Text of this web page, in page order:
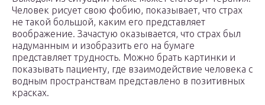
Человек рисует свою фобию, показывает, что страх
не такой большой, каким его представляет
воображение. Зачастую оказывается, что страх был
надуманным и изобразить его на бумаге
представляет трудность. Можно брать картинки и
показывать пациенту, где взаимодействие человека с
водным пространствам представлено в позитивных
красках.